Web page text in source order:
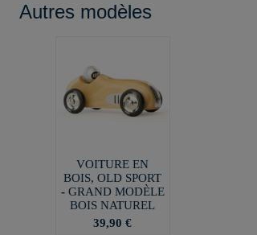
Autres modèles
VOITURE EN
BOIS, OLD SPORT
- GRAND MODÈLE
BOIS NATUREL
39,90 €